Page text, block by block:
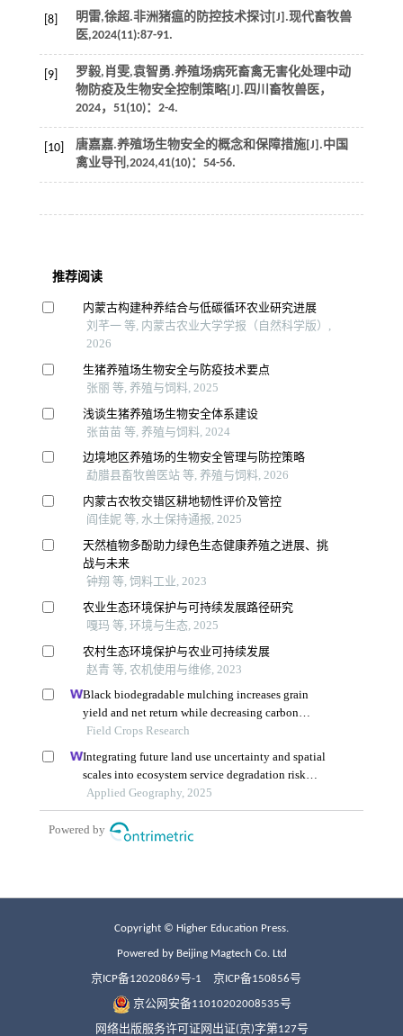
[8] 明雷,徐超.非洲猪瘟的防控技术探讨[J].现代畜牧兽
医,2024(11):87-91.
[9]
罗毅,肖雯,袁智勇.养殖场病死畜禽无害化处理中动
物防疫及生物安全控制策略[J]. 四川畜牧兽医，
2024， 51(10)：2-4.
[10] 唐嘉嘉.养殖场生物安全的概念和保障措施[J].中国
禽业导刊 ,2024,41(10)：54-56.
Copyright © Higher Education Press.
Powered by Beijing Magtech Co. Ltd
京ICP备12020869号-1 京ICP备150856号
京公网安备11010202008535号
网络出版服务许可证网出证(京)字第127号